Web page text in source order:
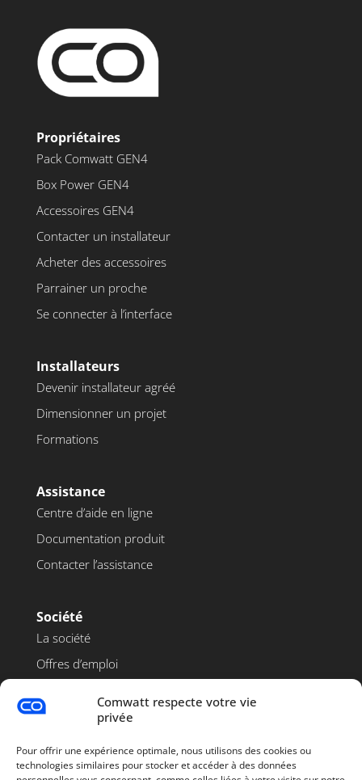
Comwatt respecte votre vie
privée
Pour offrir une expérience optimale, nous utilisons des cookies ou
technologies similaires pour stocker et accéder à des données
Propriétaires
Pack Comwatt GEN4
Box Power GEN4
Accessoires GEN4
Contacter un installateur
Acheter des accessoires
Parrainer un proche
Se connecter à l’interface
Installateurs
Devenir installateur agréé
Dimensionner un projet
Formations
Assistance
Centre d’aide en ligne
Documentation produit
Contacter l’assistance
Société
La société
Offres d’emploi
Contact